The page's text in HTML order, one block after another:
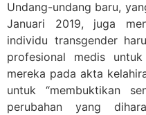
Undang-undang baru,
Januari 2019, juga
individu transgender
profesional medis
mereka pada akta
untuk “membuktikan
perubahan yang